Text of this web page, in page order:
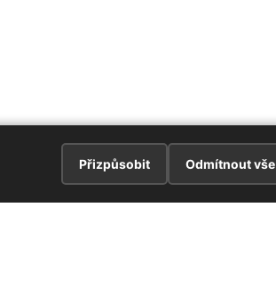
Přizpůsobit Odmítnout vše